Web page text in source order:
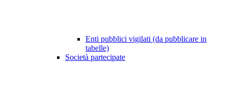
Enti pubblici vigilati (da pubblicare in
tabelle)
Società partecipate